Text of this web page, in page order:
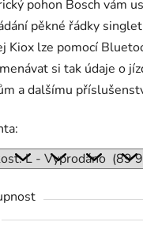
pohon Bosch vám
pěkné řádky
Kiox lze pomocí
si tak údaje o
a dalšímu